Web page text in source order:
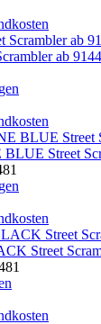
ab
Street
Street